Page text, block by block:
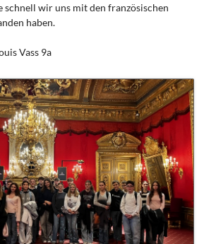
schnell wir uns mit den französischen
haben.
Vass 9a